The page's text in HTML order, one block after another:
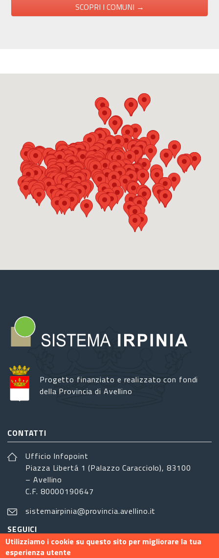
SCOPRI I COMUNI →
Progetto finanziato e realizzato con fondi
della Provincia di Avellino
CONTATTI
Ufficio Infopoint
Piazza Libertá 1 (Palazzo Caracciolo), 83100
– Avellino
C.F. 80000190647
sistemairpinia@provincia.avellino.it
SEGUICI
Utilizziamo i cookie su questo sito per migliorare la tua
esperienza utente